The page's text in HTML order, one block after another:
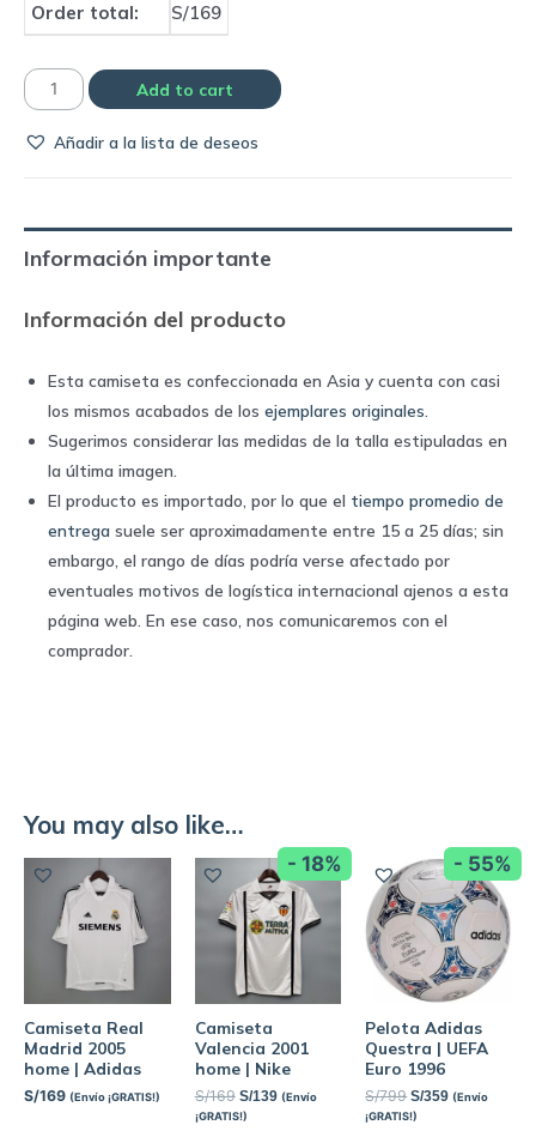
Order total:
S/169
Camiseta
de
home
|
quantity
Add to cart
Añadir a la lista de deseos
Información importante
Información del producto
Esta camiseta es confeccionada en Asia y cuenta con casi
los mismos acabados de los ejemplares originales.
Sugerimos considerar las medidas de la talla estipuladas en
la última imagen.
El producto es importado, por lo que el tiempo promedio de
entrega suele ser aproximadamente entre 15 a 25 días; sin
embargo, el rango de días podría verse afectado por
eventuales motivos de logística internacional ajenos a esta
página web. En ese caso, nos comunicaremos con el
comprador.
You may also like…
Camiseta Real
Madrid 2005
home | Adidas
S/169 (Envío ¡GRATIS!)
- 18%
Camiseta
Valencia 2001
home | Nike
S/169 S/139 (Envío
¡GRATIS!)
- 55%
Pelota Adidas
Questra | UEFA
Euro 1996
S/799 S/359 (Envío
¡GRATIS!)